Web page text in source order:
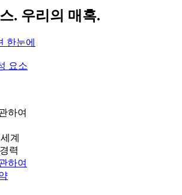
. 우리의 매혹.
한눈에
요소
하여
계
력
하여